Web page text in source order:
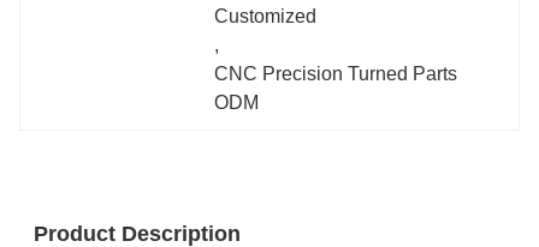
Customized
,
CNC Precision Turned Parts
ODM
Product Description